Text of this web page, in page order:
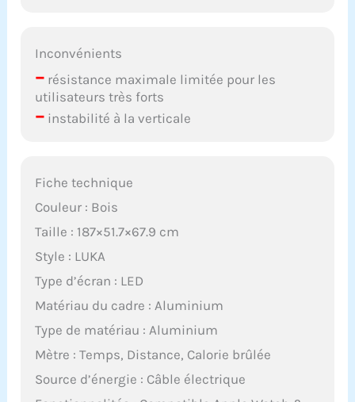
Inconvénients
– résistance maximale limitée pour les
utilisateurs très forts
– instabilité à la verticale
Fiche technique
Couleur : Bois
Taille : 187×51.7×67.9 cm
Style : LUKA
Type d’écran : LED
Matériau du cadre : Aluminium
Type de matériau : Aluminium
Mètre : Temps, Distance, Calorie brûlée
Source d’énergie : Câble électrique